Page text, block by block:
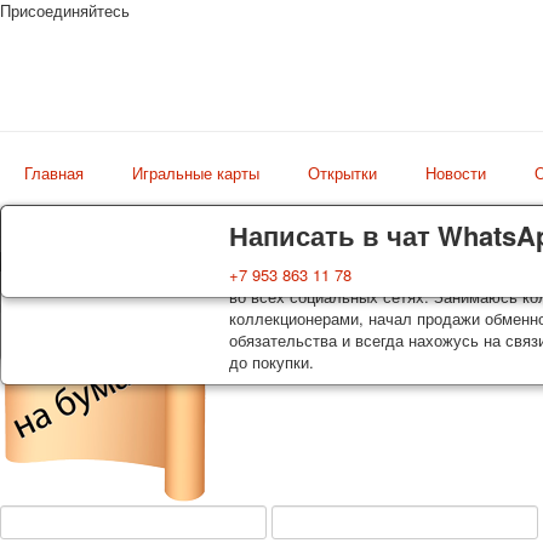
Доставка
Колоды, почтовые открытки тщательно
оплаты. Исключение: репринт под заказ,
осуществляется почтой России с треком
момент покупки. По желанию
Гарантия
Вы покупаете колоды игральных карт,
во всех социальных сетях. Занимаюсь
коллекционерами, начал продажи
обязательства и всегда нахожусь на
до покупки.
Написать в чат
+7 953 863 11 78
Присоединяйтесь
Главная Игральные карты Открытки Новости
искусство мира